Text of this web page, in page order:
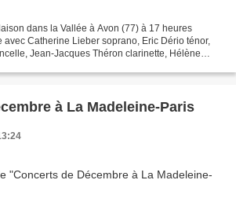
dans la Vallée à Avon (77) à 17 heures
avec Catherine Lieber soprano, Eric Dério ténor,
Jean-Jacques Théron clarinette, Hélène
à La Madeleine-Paris